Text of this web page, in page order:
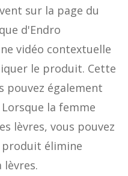
sur la page du
d'Endro
vidéo contextuelle
le produit. Cette
pouvez également
la femme
lèvres, vous pouvez
élimine
lèvres.